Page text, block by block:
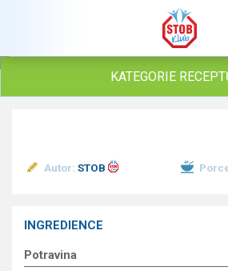
KATEGORIE
Studená kuchyně
Bezmasé a zeleninové
Sladké pokrmy
Autor: STOB
INGREDIENCE
Potravina